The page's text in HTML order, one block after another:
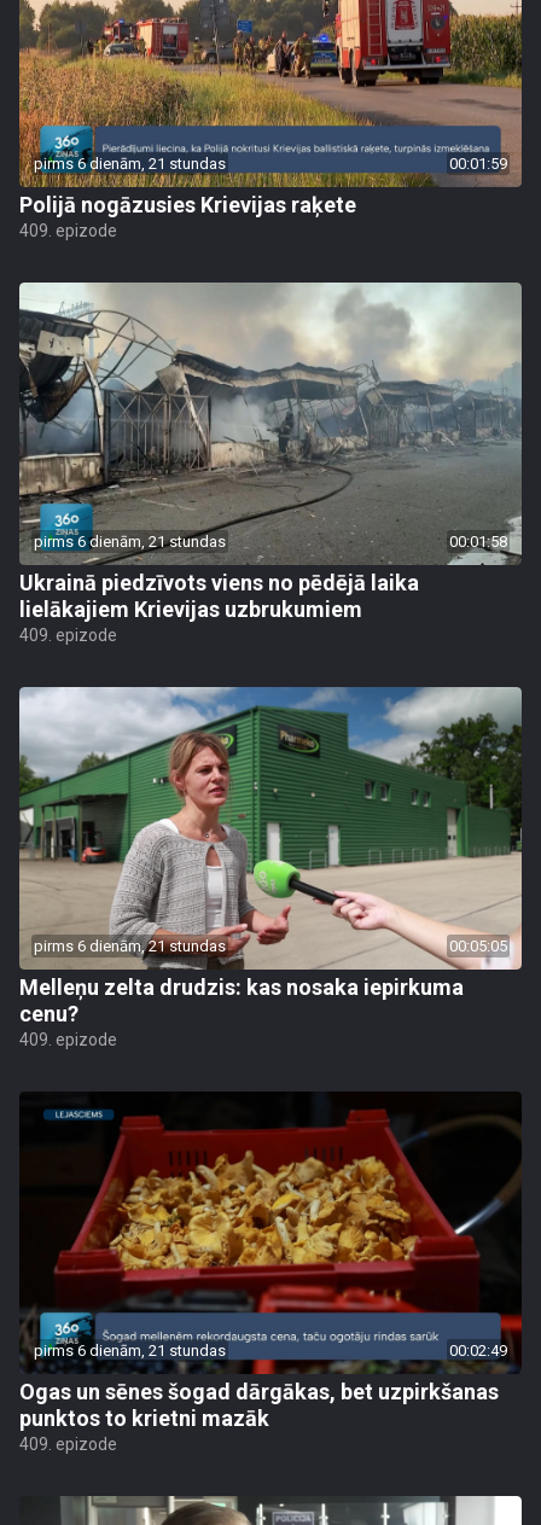
pirms 6 dienām, 21 stundas 00:01:59
Polijā nogāzusies Krievijas raķete
409. epizode
pirms 6 dienām, 21 stundas 00:01:58
Ukrainā piedzīvots viens no pēdējā laika
lielākajiem Krievijas uzbrukumiem
409. epizode
pirms 6 dienām, 21 stundas 00:05:05
Melleņu zelta drudzis: kas nosaka iepirkuma
cenu?
409. epizode
pirms 6 dienām, 21 stundas 00:02:49
Ogas un sēnes šogad dārgākas, bet uzpirkšanas
punktos to krietni mazāk
409. epizode